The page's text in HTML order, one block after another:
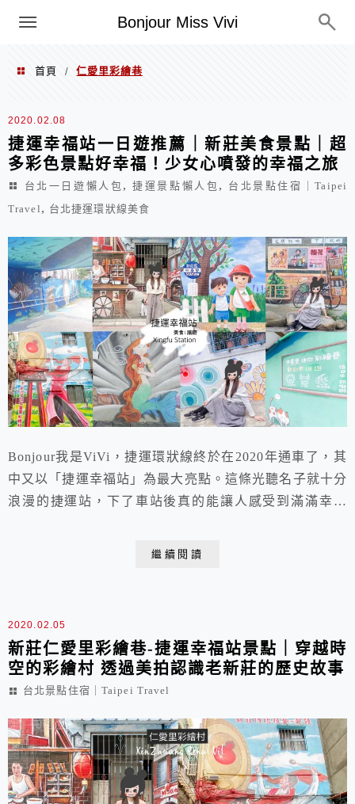
Bonjour Miss Vivi
選單
首頁 / 仁愛里彩繪巷
仁愛里彩繪巷
2020.02.08
捷運幸福站一日遊推薦｜新莊美食景點｜超
多彩色景點好幸福！少女心噴發的幸福之旅
台北一日遊懶人包 ,捷運景點懶人包 ,
台北景點住宿｜Taipei
Travel , 台北捷運環狀線美食
Bonjour我是ViVi，捷運環狀線終於在2020年通車了，其
中又以「捷運幸福站」為最大亮點。這條光聽名子就十分
浪漫的捷運站，下了車站後真的能讓人感受到滿滿幸福
繼續閱讀
2020.02.05
新莊仁愛里彩繪巷-捷運幸福站景點｜穿越時
空的彩繪村 透過美拍認識老新莊的歷史故事
台北景點住宿｜Taipei Travel